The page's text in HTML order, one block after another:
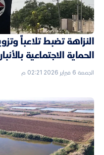
الحماية الاجتماعية بالأنبار
الجمعة 6 فبراير 2026 02:21 م